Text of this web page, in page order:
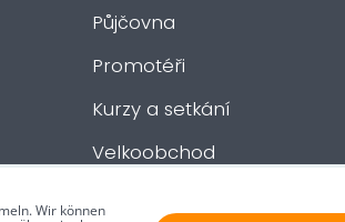
Půjčovna
Promotéři
Kurzy a setkání
Velkoobchod
Wir können